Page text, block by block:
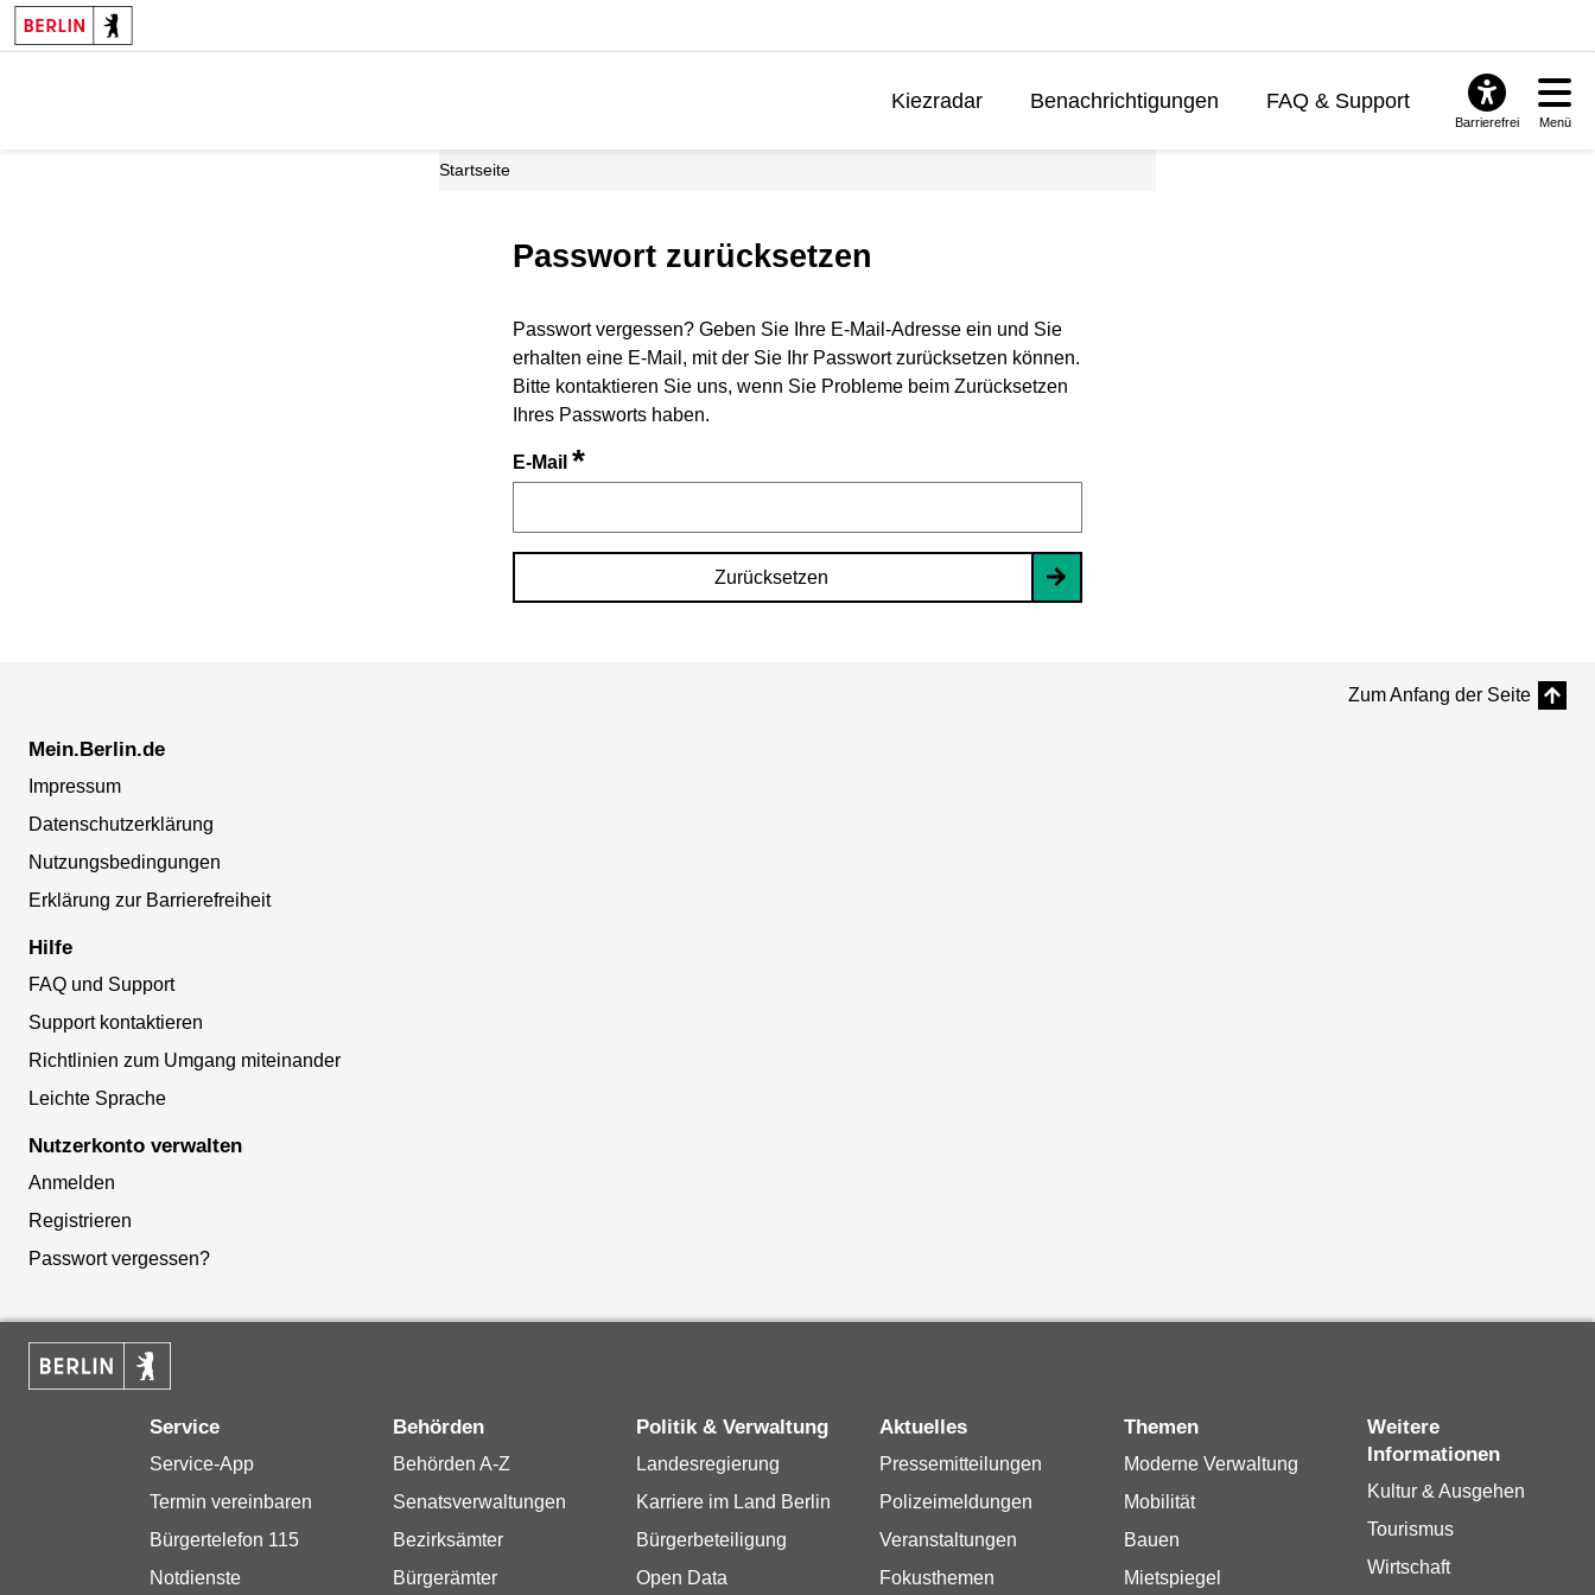
Kiezradar Benachrichtigungen FAQ & Support
Barrierefrei Menü
Startseite
Passwort zurücksetzen
Passwort vergessen? Geben Sie Ihre E-Mail-Adresse ein und Sie
erhalten eine E-Mail, mit der Sie Ihr Passwort zurücksetzen können.
Bitte kontaktieren Sie uns, wenn Sie Probleme beim Zurücksetzen
Ihres Passworts haben.
E-Mail *
Zurücksetzen
Zum Anfang der Seite
Mein.Berlin.de
Impressum
Datenschutzerklärung
Nutzungsbedingungen
Erklärung zur Barrierefreiheit
Hilfe
FAQ und Support
Support kontaktieren
Richtlinien zum Umgang miteinander
Leichte Sprache
Nutzerkonto verwalten
Anmelden
Registrieren
Passwort vergessen?
Service
Service-App
Termin vereinbaren
Bürgertelefon 115
Notdienste
Behörden
Behörden A-Z
Senatsverwaltungen
Bezirksämter
Bürgerämter
Politik & Verwaltung
Landesregierung
Karriere im Land Berlin
Bürgerbeteiligung
Open Data
Aktuelles
Pressemitteilungen
Polizeimeldungen
Veranstaltungen
Fokusthemen
Themen
Moderne Verwaltung
Mobilität
Bauen
Mietspiegel
Weitere
Informationen
Kultur & Ausgehen
Tourismus
Wirtschaft